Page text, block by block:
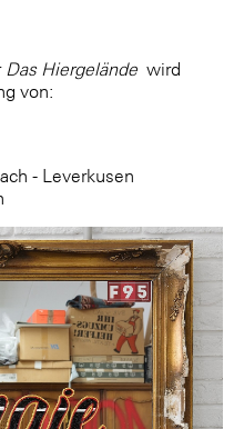
Das Hiergelände wird
von:
- Leverkusen